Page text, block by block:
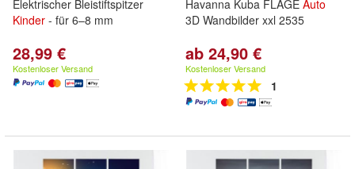
Elektrischer Bleistiftspitzer
Kinder - für 6–8 mm
28,99 €
Kostenloser Versand
Havanna Kuba FLAGE Auto
3D Wandbilder xxl 2535
ab 24,90 €
Kostenloser Versand
1